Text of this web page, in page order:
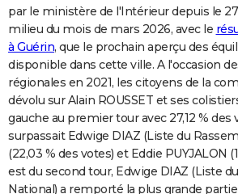
S'inscrire
Se connecter
Lycées
Collèges
Primaires
Universités
Entreprises
Service militaire
Avis de recherche
AVIS DE DÉCÈS
FORUM
Bricolage
Lifestyle
Culture
Sport
Auto
Television
Voyage
Cinema
par le ministère de l'Intérieur depuis le 27
milieu du mois de mars 2026, avec le
à Guérin, que le prochain aperçu des
disponible dans cette ville. A l'occasion
régionales en 2021, les citoyens de la
dévolu sur Alain ROUSSET et ses
gauche au premier tour avec 27,12 % des
surpassait Edwige DIAZ (Liste du
(22,03 % des votes) et Eddie PUYJALON
est du second tour, Edwige DIAZ (Liste
National) a remporté la plus grande